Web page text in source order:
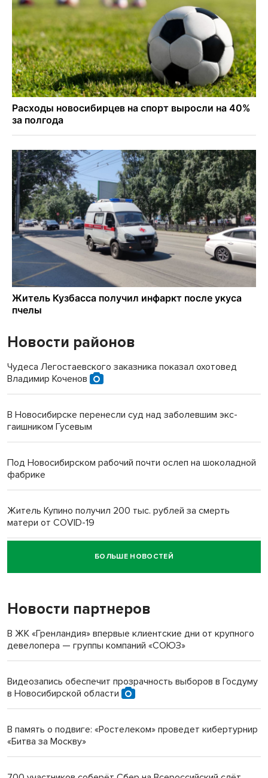
Новости районов
Чудеса Легостаевского заказника показал охотовед
Владимир Коченов
В Новосибирске перенесли суд над заболевшим экс-
гаишником Гусевым
Под Новосибирском рабочий почти ослеп на шоколадной
фабрике
Житель Купино получил 200 тыс. рублей за смерть
матери от COVID-19
Новосибирский суд наказал водителя за смерть
пенсионерки на вокзале
«Мы живём на пастбище!»: в новосибирском селе лошади
терроризируют жителей
Инвалид получил условный срок за избиение врачей
Новосибирский преподаватель с женой вошли в топ-16
Обновлённое отделение ВТБ открылось в Искитиме
БОЛЬШЕ НОВОСТЕЙ
Новости партнеров
В ЖК «Гренландия» впервые клиентские дни от крупного
девелопера — группы компаний «СОЮЗ»
Видеозапись обеспечит прозрачность выборов в Госдуму
в Новосибирской области
В память о подвиге: «Ростелеком» проведет кибертурнир
«Битва за Москву»